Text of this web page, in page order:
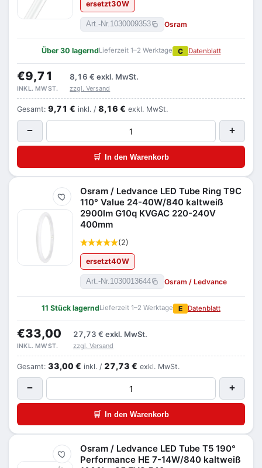
ersetzt30W
Art.-Nr.1030009353 Osram
Über 30 lagerndLieferzeit 1–2 Werktage C Datenblatt
€9,71 8,16 € exkl. MwSt.
INKL. MWST. zzgl. Versand
Gesamt: 9,71 € inkl. / 8,16 € exkl. MwSt.
− +
🛒 In den Warenkorb
Merken
Osram / Ledvance LED Tube Ring T9C
110° Value 24-40W/840 kaltweiß
2900lm G10q KVGAC 220-240V
400mm
(2)
ersetzt40W
Art.-Nr.1030013644 Osram / Ledvance
11 Stück lagerndLieferzeit 1–2 Werktage E Datenblatt
€33,00 27,73 € exkl. MwSt.
INKL. MWST. zzgl. Versand
Gesamt: 33,00 € inkl. / 27,73 € exkl. MwSt.
− +
🛒 In den Warenkorb
Merken
Osram / Ledvance LED Tube T5 190°
Performance HE 7-14W/840 kaltweiß